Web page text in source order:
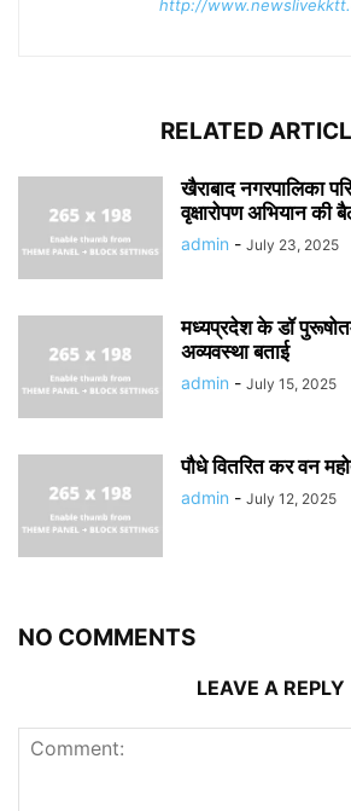
http://
RELATED
खैराबाद नगरपालिका
वृक्षारोपण अभियान की
admin - July 23, 2025
मध्यप्रदेश के डॉ
अव्यवस्था बताई
admin - July 15, 2025
पौधे वितरित कर वन
admin - July 12, 2025
NO COMMENTS
LEAVE A REPLY